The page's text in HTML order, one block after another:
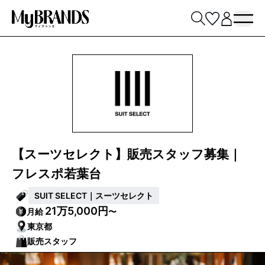
【スーツセレクト】販売スタッフ募集｜
フレスポ若葉台
SUIT SELECT｜スーツセレクト
月給21万5,000円〜
東京都
販売スタッフ